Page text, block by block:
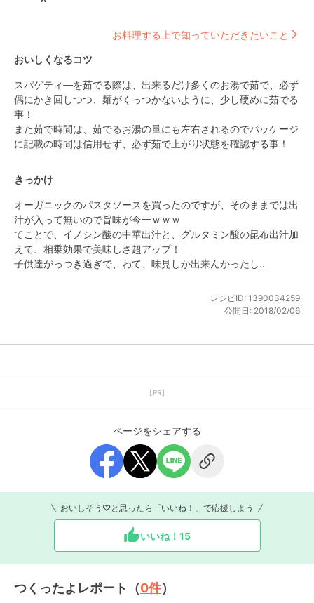
お料理する上で知っていただきたいこと
おいしくなるコツ
スパゲティ―を茹でる際は、出来るだけ多くのお湯で茹で、必ず
偶にかき回しつつ、麺がくっつかないように、少し硬めに茹でる
事！
また茹で時間は、茹でるお湯の量にも左右されるのでパッケージ
に記載の時間は信用せず、必ず茹で上がり状態を確認する事！
きっかけ
オーガニックのパスタソースを買ったのですが、そのままでは出
汁が入って無いので旨味が今一ｗｗｗ
てことで、イノシン酸の中華出汁と、グルタミン酸の昆布出汁加
えて、相乗効果で美味しさ超アップ！
子供達がっつき過ぎで、わて、味見しか出来んかったし…
レシピID: 1390034259
公開日: 2018/02/06
【PR】
ページをシェアする
おいしそう♡と思ったら「いいね！」で応援しよう
いいね！ 15
つくったよレポート（0件）